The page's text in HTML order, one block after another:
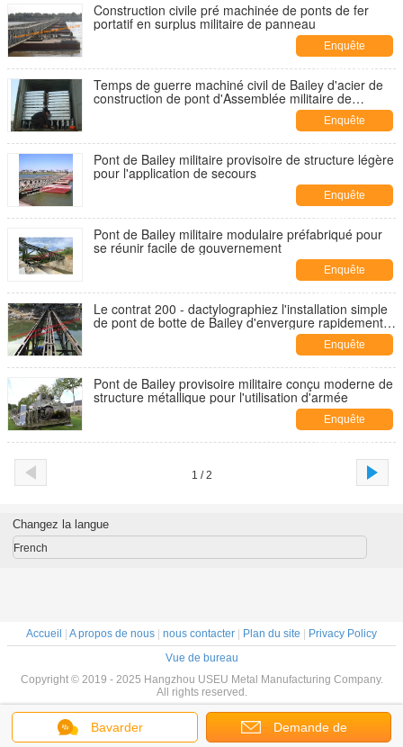
Construction civile pré machinée de ponts de fer
portatif en surplus militaire de panneau
Enquête
maintenant
Temps de guerre machiné civil de Bailey d'acier de
construction de pont d'Assemblée militaire de
Enquête
maintenant
Pont de Bailey militaire provisoire de structure légère
pour l'application de secours
Enquête
maintenant
Pont de Bailey militaire modulaire préfabriqué pour
se réunir facile de gouvernement
Enquête
maintenant
Le contrat 200 - dactylographiez l'installation simple
de pont de botte de Bailey d'envergure rapidement
Enquête
maintenant
Pont de Bailey provisoire militaire conçu moderne de
structure métallique pour l'utilisation d'armée
Enquête
maintenant
1 / 2
Bavarder Demande de
Changez la langue
French
Accueil A propos de nous nous contacter Plan du site
Privacy Policy
Vue de bureau
Copyright © 2019 - 2025 Hangzhou USEU Metal Manufacturing Company.
All rights reserved.